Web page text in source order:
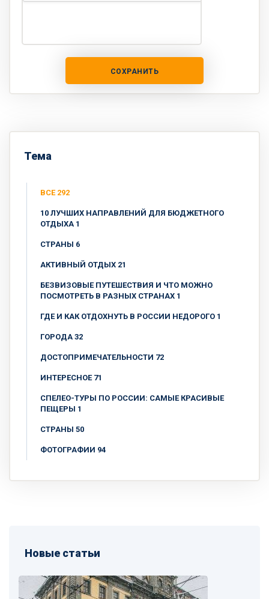
СОХРАНИТЬ
Тема
ВСЕ 292
10 ЛУЧШИХ НАПРАВЛЕНИЙ ДЛЯ БЮДЖЕТНОГО
ОТДЫХА 1
CТРАНЫ 6
АКТИВНЫЙ ОТДЫХ 21
БЕЗВИЗОВЫЕ ПУТЕШЕСТВИЯ И ЧТО МОЖНО
ПОСМОТРЕТЬ В РАЗНЫХ СТРАНАХ 1
ГДЕ И КАК ОТДОХНУТЬ В РОССИИ НЕДОРОГО 1
ГОРОДА 32
ДОСТОПРИМЕЧАТЕЛЬНОСТИ 72
ИНТЕРЕСНОЕ 71
СПЕЛЕО-ТУРЫ ПО РОССИИ: САМЫЕ КРАСИВЫЕ
ПЕЩЕРЫ 1
СТРАНЫ 50
ФОТОГРАФИИ 94
Новые статьи